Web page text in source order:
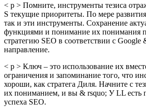
< p > Помните, инструменты тезиса
S текущие приоритеты. По мере
так и эти инструменты. Сохранение
функциями и понимание их понимания
стратегию SEO в соответствии с Google
направление.
< p > Ключ – это использование их
ограничения и запоминание того, что
хороши, как стратега Диля. Начните с
их пониманием, и вы & rsquo; У LL есть
успеха SEO.